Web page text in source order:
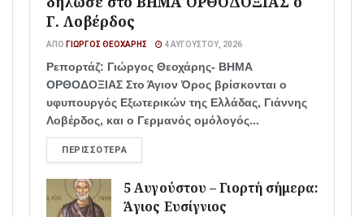
Γ. Λοβέρδος
ΑΠΌ ΓΙΏΡΓΟΣ ΘΕΟΧΆΡΗΣ 4 ΑΥΓΟΎΣΤΟΥ, 2026
Ρεπορτάζ: Γιώργος Θεοχάρης- ΒΗΜΑ
ΟΡΘΟΔΟΞΙΑΣ Στο Άγιον Όρος βρίσκονται ο
υφυπουργός Εξωτερικών της Ελλάδας, Γιάννης
Λοβέρδος, και ο Γερμανός ομόλογός...
ΠΕΡΙΣΣΌΤΕΡΑ
5 Αυγούστου – Γιορτή σήμερα:
Άγιος Ευσίγνιος